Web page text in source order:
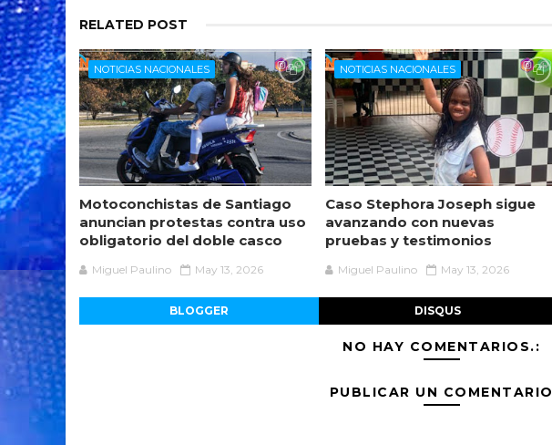
RELATED POST
NOTICIAS NACIONALES
Motoconchistas de Santiago
anuncian protestas contra uso
obligatorio del doble casco
Miguel Paulino May 13, 2026
NOTICIAS NACIONALES
Caso Stephora Joseph sigue
avanzando con nuevas
pruebas y testimonios
Miguel Paulino May 13, 2026
BLOGGER DISQUS
NO HAY COMENTARIOS.:
PUBLICAR UN COMENTARIO